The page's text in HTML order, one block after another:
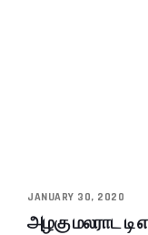
JANUARY 30, 2020
அழகு மலராட